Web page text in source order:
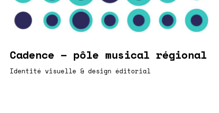
Cadence – pôle musical régional
Identité visuelle & design éditorial